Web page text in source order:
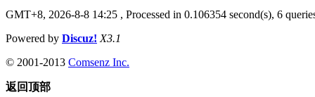
GMT+8, 2026-8-8 14:25 , Processed in 0.106354 second(s), 6
Powered by Discuz! X3.1
© 2001-2013 Comsenz Inc.
返回顶部